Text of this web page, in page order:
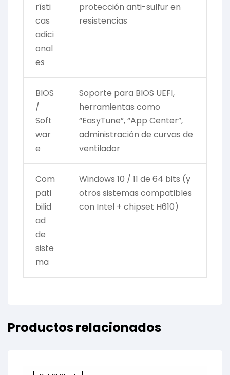
rísti
cas
adici
onal
es
protección anti-sulfur en
resistencias
BIOS
/
Soft
war
e
Soporte para BIOS UEFI,
herramientas como
“EasyTune”, “App Center”,
administración de curvas de
ventilador
Com
pati
bilid
ad
de
siste
ma
Windows 10 / 11 de 64 bits (y
otros sistemas compatibles
con Intel + chipset H610)
Productos relacionados